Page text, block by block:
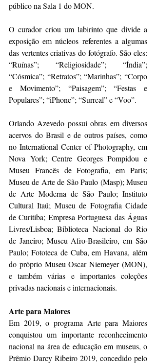
público na Sala 1 do MON.
O curador criou um labirinto que divide a
exposição em núcleos referentes a algumas
das vertentes criativas do fotógrafo. São eles:
“Ruínas”; “Religiosidade”; “Índia”;
“Cósmica”; “Retratos”; “Marinhas”; “Corpo
e Movimento”; “Paisagem”; “Festas e
Populares”; “iPhone”; “Surreal” e “Voo”.
Orlando Azevedo possui obras em diversos
acervos do Brasil e de outros países, como
no International Center of Photography, em
Nova York; Centre Georges Pompidou e
Museu Francês de Fotografia, em Paris;
Museu de Arte de São Paulo (Masp); Museu
de Arte Moderna de São Paulo; Instituto
Cultural Itaú; Museu de Fotografia Cidade
de Curitiba; Empresa Portuguesa das Águas
Livres/Lisboa; Biblioteca Nacional do Rio
de Janeiro; Museu Afro-Brasileiro, em São
Paulo; Fototeca de Cuba, em Havana, além
do próprio Museu Oscar Niemeyer (MON),
e também várias e importantes coleções
privadas nacionais e internacionais.
Arte para Maiores
Em 2019, o programa Arte para Maiores
conquistou um importante reconhecimento
nacional na área de educação em museus, o
Prêmio Darcy Ribeiro 2019, concedido pelo